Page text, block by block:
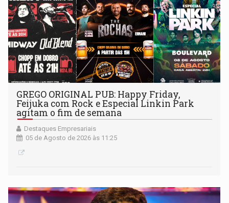
GREGO ORIGINAL PUB: Happy Friday,
Feijuka com Rock e Especial Linkin Park
agitam o fim de semana
Destaques Empresariais
05 de Agosto de 2026 às 11:25